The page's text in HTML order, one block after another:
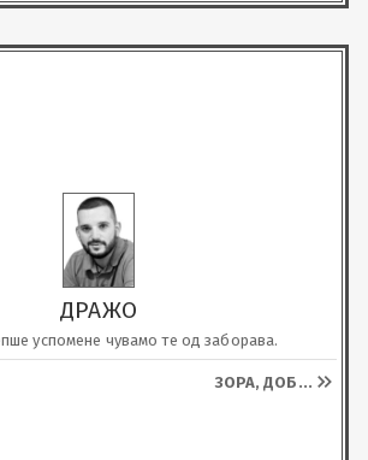
ДРАЖО
успомене чувамо те од заборава.
ЗОРА, ДОБ ...